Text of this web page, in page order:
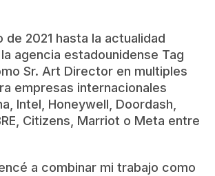
de 2021 hasta la actualidad
agencia estadounidense Tag
Sr. Art Director en multiples
empresas internacionales
Intel, Honeywell, Doordash,
Citizens, Marriot o Meta entre
a combinar mi trabajo como